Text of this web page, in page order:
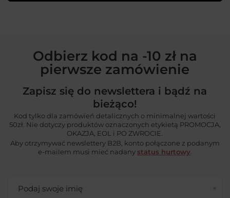
Odbierz kod na -10 zł na
pierwsze zamówienie
Zapisz się do newslettera i bądź na
bieżąco!
Kod tylko dla zamówień detalicznych o minimalnej wartości
50zł. Nie dotyczy produktów oznaczonych etykietą PROMOCJA,
OKAZJA, EOL i PO ZWROCIE.
Aby otrzymywać newslettery B2B, konto połączone z podanym
e-mailem musi mieć nadany status hurtowy
Podaj swoje imię